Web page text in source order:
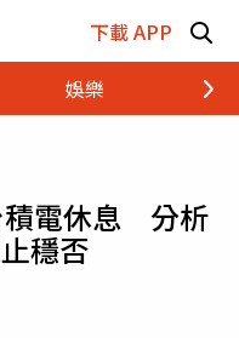
下載 APP
娛樂 財經
積電休息 分析
穩否